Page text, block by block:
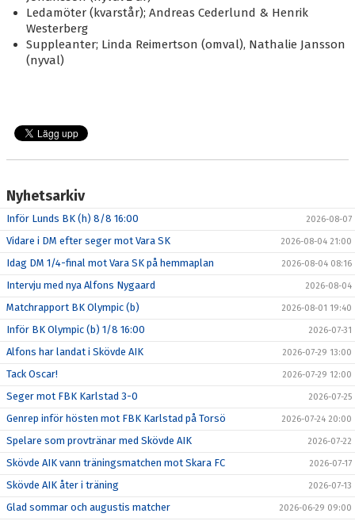
Ledamöter (kvarstår); Andreas Cederlund & Henrik
Westerberg
Suppleanter; Linda Reimertson (omval), Nathalie Jansson
(nyval)
Nyhetsarkiv
Inför Lunds BK (h) 8/8 16:00 2026-08-07
Vidare i DM efter seger mot Vara SK 2026-08-04 21:00
Idag DM 1/4-final mot Vara SK på hemmaplan 2026-08-04 08:16
Intervju med nya Alfons Nygaard 2026-08-04
Matchrapport BK Olympic (b) 2026-08-01 19:40
Inför BK Olympic (b) 1/8 16:00 2026-07-31
Alfons har landat i Skövde AIK 2026-07-29 13:00
Tack Oscar! 2026-07-29 12:00
Seger mot FBK Karlstad 3-0 2026-07-25
Genrep inför hösten mot FBK Karlstad på Torsö 2026-07-24 20:00
Spelare som provtränar med Skövde AIK 2026-07-22
Skövde AIK vann träningsmatchen mot Skara FC 2026-07-17
Skövde AIK åter i träning 2026-07-13
Glad sommar och augustis matcher 2026-06-29 09:00